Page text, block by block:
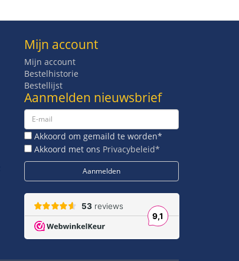
Mijn account
Mijn account
Bestelhistorie
Bestellijst
Aanmelden nieuwsbrief
Akkoord om gemaild te worden*
Akkoord met ons Privacybeleid*